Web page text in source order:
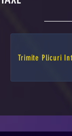
Trimite Plicuri